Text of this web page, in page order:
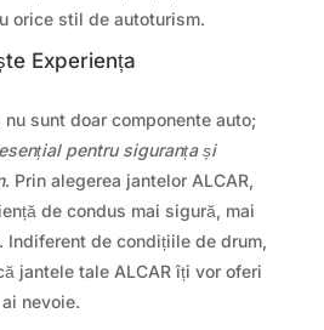
orice stil de autoturism.
Experiența
sunt doar componente auto;
pentru siguranța și
. Prin alegerea jantelor ALCAR,
de condus mai sigură, mai
de condițiile de drum,
jantele tale ALCAR îți vor oferi
nevoie.